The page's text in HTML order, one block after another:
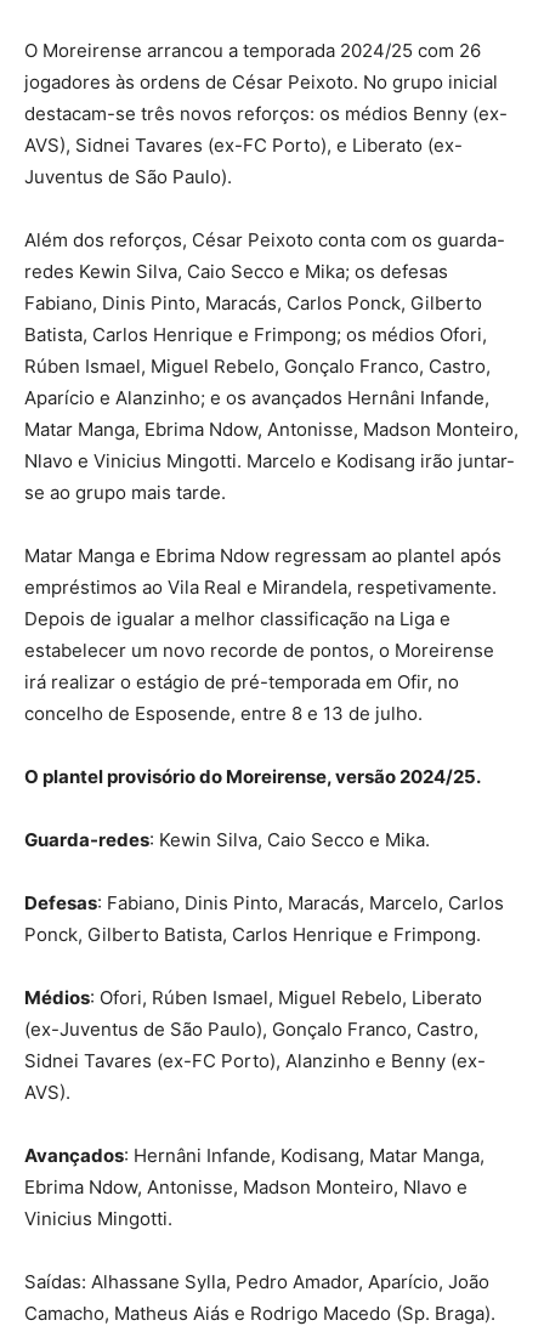
O Moreirense arrancou a temporada 2024/25 com 26
jogadores às ordens de César Peixoto. No grupo inicial
destacam-se três novos reforços: os médios Benny (ex-
AVS), Sidnei Tavares (ex-FC Porto), e Liberato (ex-
Juventus de São Paulo).
Além dos reforços, César Peixoto conta com os guarda-
redes Kewin Silva, Caio Secco e Mika; os defesas
Fabiano, Dinis Pinto, Maracás, Carlos Ponck, Gilberto
Batista, Carlos Henrique e Frimpong; os médios Ofori,
Rúben Ismael, Miguel Rebelo, Gonçalo Franco, Castro,
Aparício e Alanzinho; e os avançados Hernâni Infande,
Matar Manga, Ebrima Ndow, Antonisse, Madson Monteiro,
Nlavo e Vinicius Mingotti. Marcelo e Kodisang irão juntar-
se ao grupo mais tarde.
Matar Manga e Ebrima Ndow regressam ao plantel após
empréstimos ao Vila Real e Mirandela, respetivamente.
Depois de igualar a melhor classificação na Liga e
estabelecer um novo recorde de pontos, o Moreirense
irá realizar o estágio de pré-temporada em Ofir, no
concelho de Esposende, entre 8 e 13 de julho.
O plantel provisório do Moreirense, versão 2024/25.
Guarda-redes: Kewin Silva, Caio Secco e Mika.
Defesas: Fabiano, Dinis Pinto, Maracás, Marcelo, Carlos
Ponck, Gilberto Batista, Carlos Henrique e Frimpong.
Médios: Ofori, Rúben Ismael, Miguel Rebelo, Liberato
(ex-Juventus de São Paulo), Gonçalo Franco, Castro,
Sidnei Tavares (ex-FC Porto), Alanzinho e Benny (ex-
AVS).
Avançados: Hernâni Infande, Kodisang, Matar Manga,
Ebrima Ndow, Antonisse, Madson Monteiro, Nlavo e
Vinicius Mingotti.
Saídas: Alhassane Sylla, Pedro Amador, Aparício, João
Camacho, Matheus Aiás e Rodrigo Macedo (Sp. Braga).